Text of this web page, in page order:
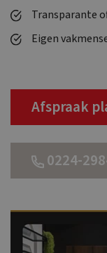
Transparante
Eigen
Afspraak
0224-